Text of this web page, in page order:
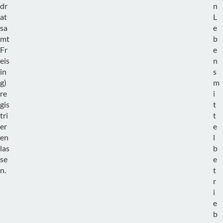
dr
at
sa
mt
Fr
eis
in
g)
re
gis
tri
er
en
las
se
n.
n
L
e
b
e
n
s
m
i
t
t
e
l
b
e
t
r
i
e
b